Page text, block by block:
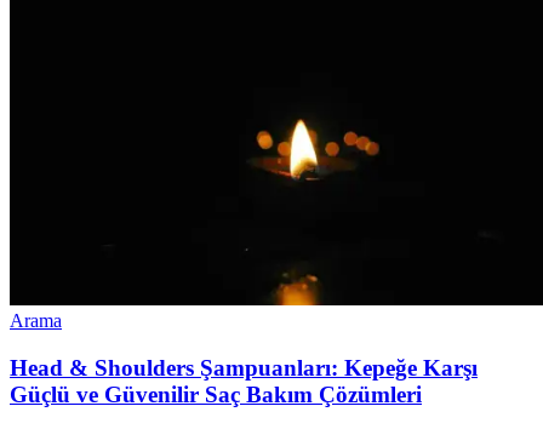
Arama
Head & Shoulders Şampuanları: Kepeğe Karşı
Güçlü ve Güvenilir Saç Bakım Çözümleri